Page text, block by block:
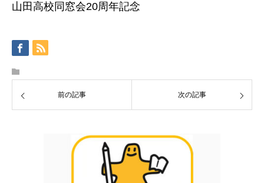
山田高校同窓会20周年記念
前の記事 次の記事